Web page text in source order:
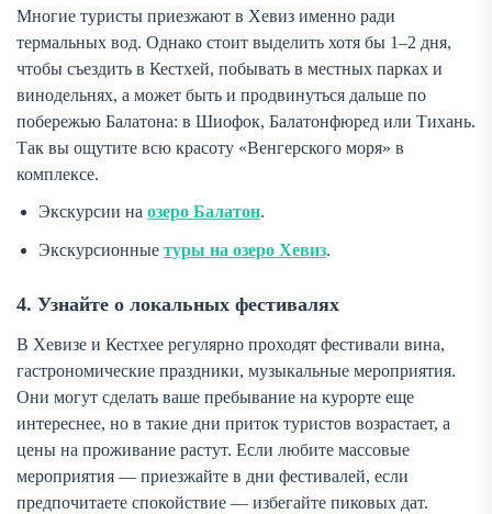
Многие туристы приезжают в Хевиз именно ради
термальных вод. Однако стоит выделить хотя бы 1–2 дня,
чтобы съездить в Кестхей, побывать в местных парках и
винодельнях, а может быть и продвинуться дальше по
побережью Балатона: в Шиофок, Балатонфюред или Тихань.
Так вы ощутите всю красоту «Венгерского моря» в
комплексе.
Экскурсии на озеро Балатон.
Экскурсионные туры на озеро Хевиз.
4. Узнайте о локальных фестивалях
В Хевизе и Кестхее регулярно проходят фестивали вина,
гастрономические праздники, музыкальные мероприятия.
Они могут сделать ваше пребывание на курорте еще
интереснее, но в такие дни приток туристов возрастает, а
цены на проживание растут. Если любите массовые
мероприятия — приезжайте в дни фестивалей, если
предпочитаете спокойствие — избегайте пиковых дат.